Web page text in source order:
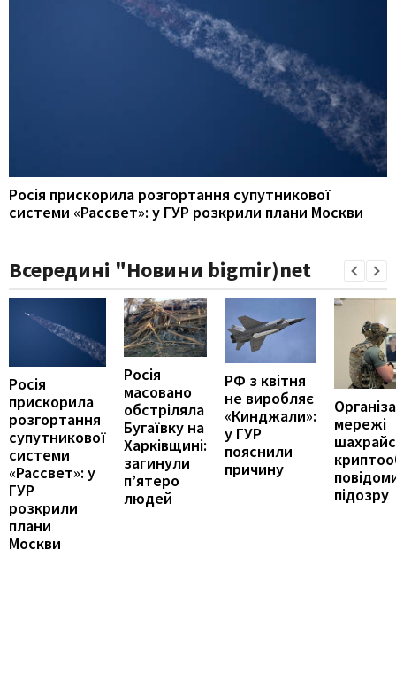
Росія прискорила розгортання супутникової
системи «Рассвет»: у ГУР розкрили плани Москви
Всередині "Новини bigmir)net
Росія
прискорила
розгортання
супутникової
системи
«Рассвет»: у
ГУР
розкрили
плани
Москви
Росія
масовано
обстріляла
Бугаївку на
Харківщині:
загинули
п’ятеро
людей
РФ з квітня
не виробляє
«Кинджали»:
у ГУР
пояснили
причину
мережі
підозру